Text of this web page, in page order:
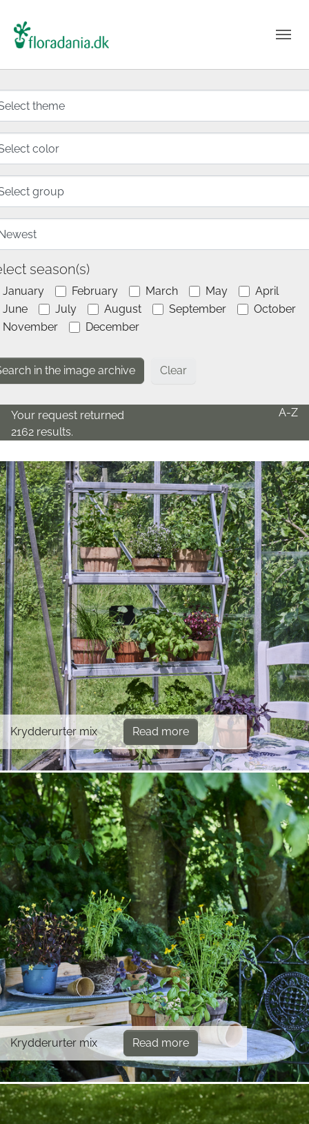
Clear
season(s)
January February March May
April
June
July August September
October
November
December
Your request returned
2162 results.
A-Z
Krydderurter mix Read more
Krydderurter mix Read more